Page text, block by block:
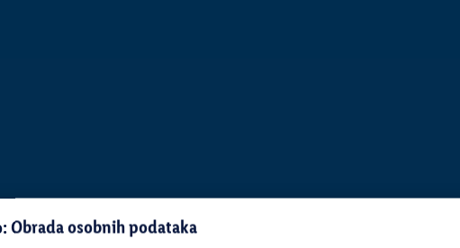
Obrada osobnih podataka